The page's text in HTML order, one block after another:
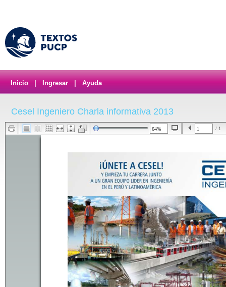
Inicio Ingresar Ayuda
Cesel Ingeniero Charla informativa 2013
/ 1